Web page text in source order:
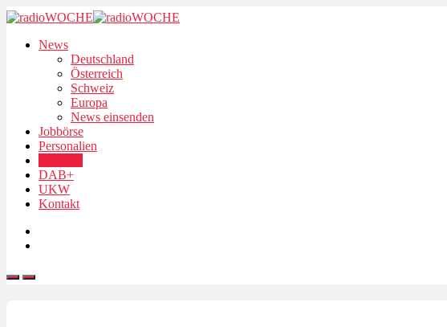
News
Deutschland
Österreich
Schweiz
Europa
News einsenden
Jobbörse
Personalien
DAB+
UKW
Kontakt